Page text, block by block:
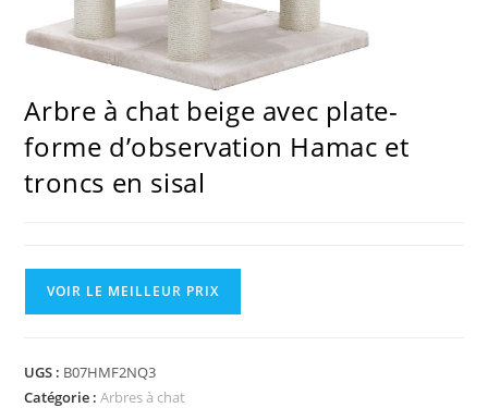
Arbre à chat beige avec plate-
forme d’observation Hamac et
troncs en sisal
VOIR LE MEILLEUR PRIX
UGS : B07HMF2NQ3
Catégorie :Arbres à chat